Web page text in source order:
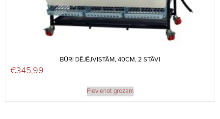
BŪRI DĒJĒJVISTĀM, 40CM, 2 STĀVI
€345,99
Pievienot grozam